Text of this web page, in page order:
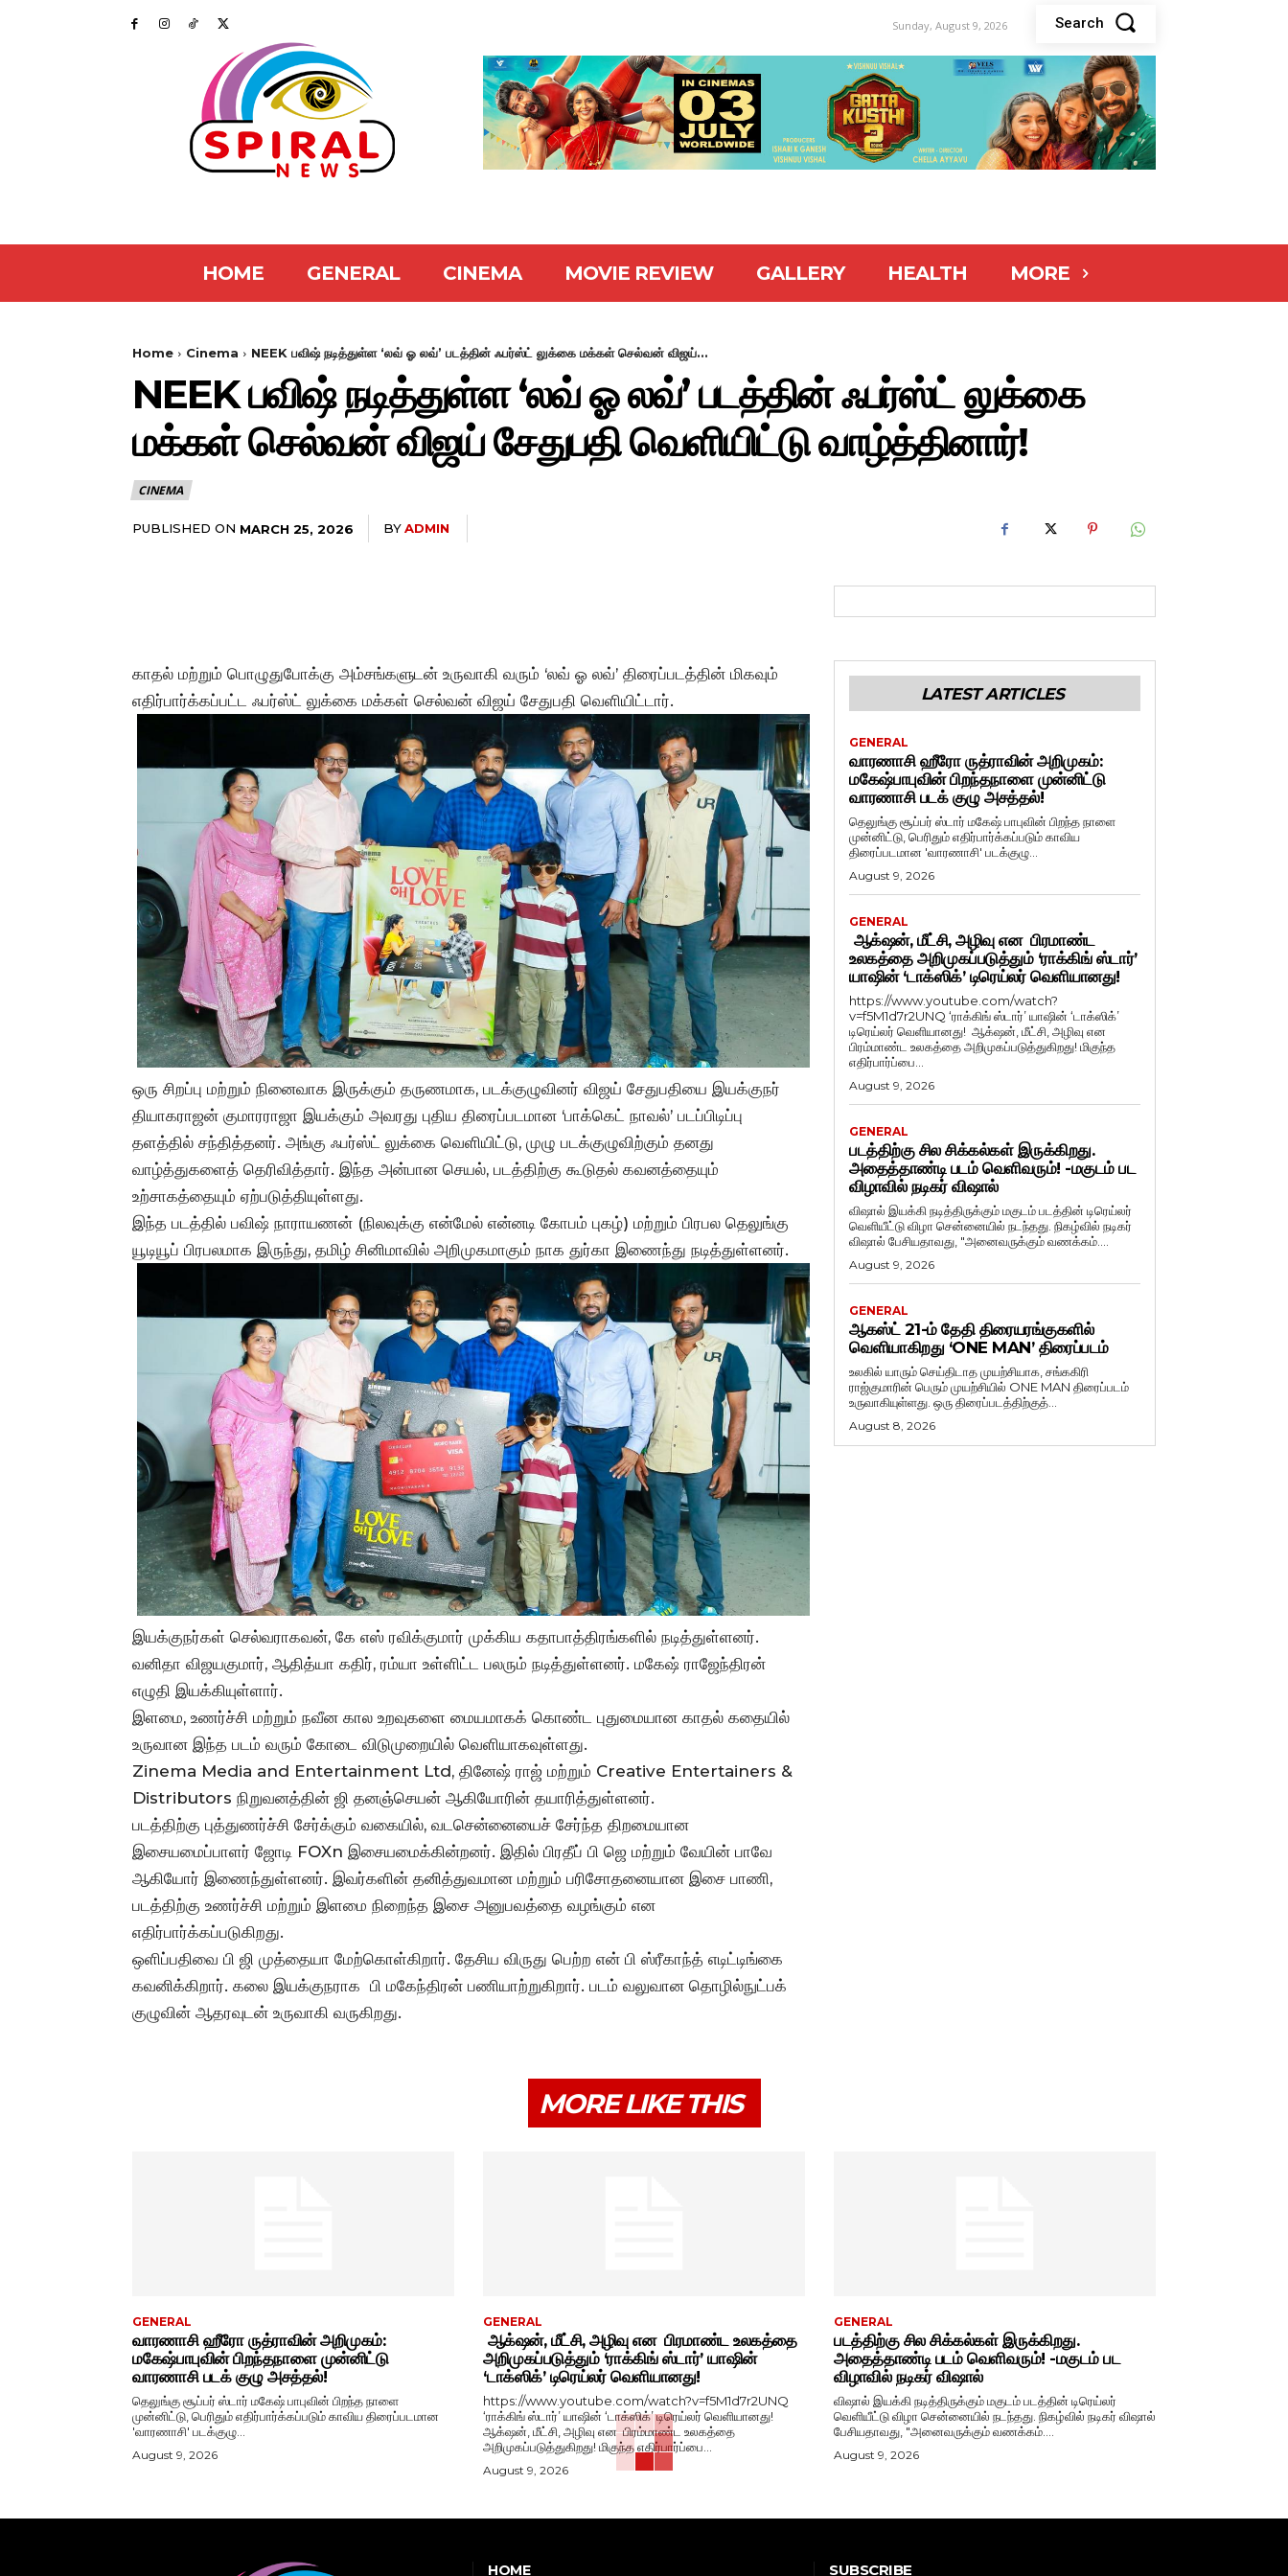
Sunday, August 9, 2026 Search
HOME GENERAL CINEMA MOVIE REVIEW GALLERY HEALTH MORE
Home Cinema NEEK பவிஷ் நடித்துள்ள ‘லவ் ஓ லவ்’ படத்தின் ஃபர்ஸ்ட் லுக்கை மக்கள் செல்வன் விஜய்...
NEEK பவிஷ் நடித்துள்ள ‘லவ் ஓ லவ்’ படத்தின் ஃபர்ஸ்ட் லுக்கை
மக்கள் செல்வன் விஜய் சேதுபதி வெளியிட்டு வாழ்த்தினார்!
CINEMA
PUBLISHED ON MARCH 25, 2026 BYADMIN
காதல் மற்றும் பொழுதுபோக்கு அம்சங்களுடன் உருவாகி வரும் ‘லவ் ஓ லவ்’ திரைப்படத்தின் மிகவும்
எதிர்பார்க்கப்பட்ட ஃபர்ஸ்ட் லுக்கை மக்கள் செல்வன் விஜய் சேதுபதி வெளியிட்டார்.
ஒரு சிறப்பு மற்றும் நினைவாக இருக்கும் தருணமாக, படக்குழுவினர் விஜய் சேதுபதியை இயக்குநர்
தியாகராஜன் குமாரராஜா இயக்கும் அவரது புதிய திரைப்படமான ‘பாக்கெட் நாவல்’ படப்பிடிப்பு
தளத்தில் சந்தித்தனர். அங்கு ஃபர்ஸ்ட் லுக்கை வெளியிட்டு, முழு படக்குழுவிற்கும் தனது
வாழ்த்துகளைத் தெரிவித்தார். இந்த அன்பான செயல், படத்திற்கு கூடுதல் கவனத்தையும்
உற்சாகத்தையும் ஏற்படுத்தியுள்ளது.
இந்த படத்தில் பவிஷ் நாராயணன் (நிலவுக்கு என்மேல் என்னடி கோபம் புகழ்) மற்றும் பிரபல தெலுங்கு
யூடியூப் பிரபலமாக இருந்து, தமிழ் சினிமாவில் அறிமுகமாகும் நாக துர்கா இணைந்து நடித்துள்ளனர்.
இயக்குநர்கள் செல்வராகவன், கே எஸ் ரவிக்குமார் முக்கிய கதாபாத்திரங்களில் நடித்துள்ளனர்.
வனிதா விஜயகுமார், ஆதித்யா கதிர், ரம்யா உள்ளிட்ட பலரும் நடித்துள்ளனர். மகேஷ் ராஜேந்திரன்
எழுதி இயக்கியுள்ளார்.
இளமை, உணர்ச்சி மற்றும் நவீன கால உறவுகளை மையமாகக் கொண்ட புதுமையான காதல் கதையில்
உருவான இந்த படம் வரும் கோடை விடுமுறையில் வெளியாகவுள்ளது.
Zinema Media and Entertainment Ltd, தினேஷ் ராஜ் மற்றும் Creative Entertainers &
Distributors நிறுவனத்தின் ஜி தனஞ்செயன் ஆகியோரின் தயாரித்துள்ளனர்.
படத்திற்கு புத்துணர்ச்சி சேர்க்கும் வகையில், வடசென்னையைச் சேர்ந்த திறமையான
இசையமைப்பாளர் ஜோடி FOXn இசையமைக்கின்றனர். இதில் பிரதீப் பி ஜெ மற்றும் வேயின் பாவே
ஆகியோர் இணைந்துள்ளனர். இவர்களின் தனித்துவமான மற்றும் பரிசோதனையான இசை பாணி,
படத்திற்கு உணர்ச்சி மற்றும் இளமை நிறைந்த இசை அனுபவத்தை வழங்கும் என
எதிர்பார்க்கப்படுகிறது.
ஒளிப்பதிவை பி ஜி முத்தையா மேற்கொள்கிறார். தேசிய விருது பெற்ற என் பி ஸ்ரீகாந்த் எடிட்டிங்கை
கவனிக்கிறார். கலை இயக்குநராக பி மகேந்திரன் பணியாற்றுகிறார். படம் வலுவான தொழில்நுட்பக்
குழுவின் ஆதரவுடன் உருவாகி வருகிறது.
LATEST ARTICLES
GENERAL
வாரணாசி ஹீரோ ருத்ராவின் அறிமுகம்:
மகேஷ்பாபுவின் பிறந்தநாளை முன்னிட்டு
வாரணாசி படக் குழு அசத்தல்!
தெலுங்கு சூப்பர் ஸ்டார் மகேஷ் பாபுவின் பிறந்த நாளை
முன்னிட்டு, பெரிதும் எதிர்பார்க்கப்படும் காவிய
திரைப்படமான 'வாரணாசி' படக்குழு...
August 9, 2026
GENERAL
ஆக்‌ஷன், மீட்சி, அழிவு என பிரமாண்ட
உலகத்தை அறிமுகப்படுத்தும் ‘ராக்கிங் ஸ்டார்’
யாஷின் ‘டாக்ஸிக்’ டிரெய்லர் வெளியானது!
https://www.youtube.com/watch?
v=f5M1d7r2UNQ ‘ராக்கிங் ஸ்டார்’ யாஷின் ‘டாக்ஸிக்’
டிரெய்லர் வெளியானது! ஆக்‌ஷன், மீட்சி, அழிவு என
பிரம்மாண்ட உலகத்தை அறிமுகப்படுத்துகிறது! மிகுந்த
எதிர்பார்ப்பை...
August 9, 2026
GENERAL
படத்திற்கு சில சிக்கல்கள் இருக்கிறது.
அதைத்தாண்டி படம் வெளிவரும்! -மகுடம் பட
விழாவில் நடிகர் விஷால்
விஷால் இயக்கி நடித்திருக்கும் மகுடம் படத்தின் டிரெய்லர்
வெளியீட்டு விழா சென்னையில் நடந்தது. நிகழ்வில் நடிகர்
விஷால் பேசியதாவது, "அனைவருக்கும் வணக்கம்....
August 9, 2026
GENERAL
ஆகஸ்ட் 21-ம் தேதி திரையரங்குகளில்
வெளியாகிறது ‘ONE MAN’ திரைப்படம்
உலகில் யாரும் செய்திடாத முயற்சியாக, சங்ககிரி
ராஜ்குமாரின் பெரும் முயற்சியில் ONE MAN திரைப்படம்
உருவாகியுள்ளது. ஒரு திரைப்படத்திற்குத்...
August 8, 2026
MORE LIKE THIS
GENERAL
வாரணாசி ஹீரோ ருத்ராவின் அறிமுகம்:
மகேஷ்பாபுவின் பிறந்தநாளை முன்னிட்டு
வாரணாசி படக் குழு அசத்தல்!
தெலுங்கு சூப்பர் ஸ்டார் மகேஷ் பாபுவின் பிறந்த நாளை
முன்னிட்டு, பெரிதும் எதிர்பார்க்கப்படும் காவிய திரைப்படமான
'வாரணாசி' படக்குழு...
August 9, 2026
GENERAL
ஆக்‌ஷன், மீட்சி, அழிவு என பிரமாண்ட உலகத்தை
அறிமுகப்படுத்தும் ‘ராக்கிங் ஸ்டார்’ யாஷின்
‘டாக்ஸிக்’ டிரெய்லர் வெளியானது!
https://www.youtube.com/watch?v=f5M1d7r2UNQ
‘ராக்கிங் ஸ்டார்’ யாஷின் ‘டாக்ஸிக்’ டிரெய்லர் வெளியானது!
ஆக்‌ஷன், மீட்சி, அழிவு என பிரம்மாண்ட உலகத்தை
அறிமுகப்படுத்துகிறது! மிகுந்த எதிர்பார்ப்பை...
August 9, 2026
GENERAL
படத்திற்கு சில சிக்கல்கள் இருக்கிறது.
அதைத்தாண்டி படம் வெளிவரும்! -மகுடம் பட
விழாவில் நடிகர் விஷால்
விஷால் இயக்கி நடித்திருக்கும் மகுடம் படத்தின் டிரெய்லர்
வெளியீட்டு விழா சென்னையில் நடந்தது. நிகழ்வில் நடிகர் விஷால்
பேசியதாவது, "அனைவருக்கும் வணக்கம்....
August 9, 2026
HOME SUBSCRIBE